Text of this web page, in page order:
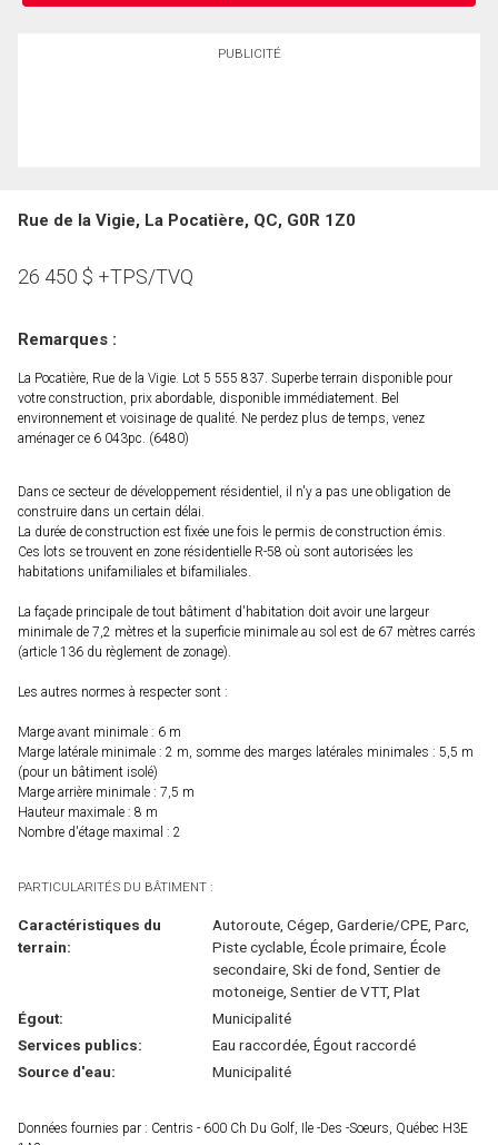
PUBLICITÉ
Rue de la Vigie, La Pocatière, QC, G0R 1Z0
26 450 $ +TPS/TVQ
Remarques :
La Pocatière, Rue de la Vigie. Lot 5 555 837. Superbe terrain disponible pour
votre construction, prix abordable, disponible immédiatement. Bel
environnement et voisinage de qualité. Ne perdez plus de temps, venez
aménager ce 6 043pc. (6480)
Dans ce secteur de développement résidentiel, il n'y a pas une obligation de
construire dans un certain délai.
La durée de construction est fixée une fois le permis de construction émis.
Ces lots se trouvent en zone résidentielle R-58 où sont autorisées les
habitations unifamiliales et bifamiliales.
La façade principale de tout bâtiment d'habitation doit avoir une largeur
minimale de 7,2 mètres et la superficie minimale au sol est de 67 mètres carrés
(article 136 du règlement de zonage).
Les autres normes à respecter sont :
Marge avant minimale : 6 m
Marge latérale minimale : 2 m, somme des marges latérales minimales : 5,5 m
(pour un bâtiment isolé)
Marge arrière minimale : 7,5 m
Hauteur maximale : 8 m
Nombre d'étage maximal : 2
PARTICULARITÉS DU BÂTIMENT :
Caractéristiques du
terrain:
Autoroute, Cégep, Garderie/CPE, Parc,
Piste cyclable, École primaire, École
secondaire, Ski de fond, Sentier de
motoneige, Sentier de VTT, Plat
Égout:
Municipalité
Services publics:
Eau raccordée, Égout raccordé
Source d'eau:
Municipalité
Données fournies par : Centris - 600 Ch Du Golf, Ile -Des -Soeurs, Québec H3E